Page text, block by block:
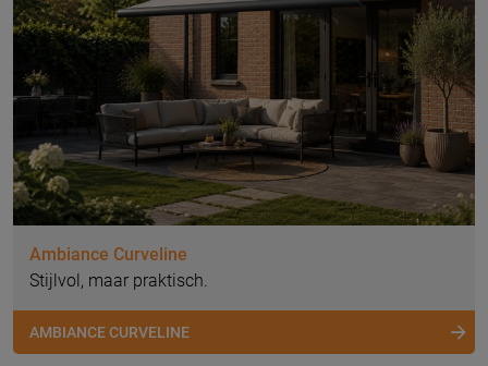
Ambiance Curveline
Stijlvol, maar praktisch.
AMBIANCE CURVELINE